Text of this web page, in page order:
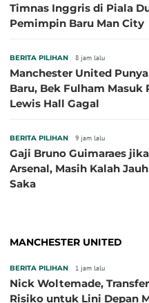
Timnas Inggris di Piala
Pemimpin Baru Man City
BERITA PILIHAN 8 jam lalu
Manchester United
Baru, Bek Fulham Masuk
Lewis Hall Gagal
BERITA PILIHAN 9 jam lalu
Gaji Bruno Guimaraes
Arsenal, Masih Kalah
Saka
MANCHESTER UNITED
BERITA PILIHAN 1 jam lalu
Nick Woltemade,
Risiko untuk Lini Depan